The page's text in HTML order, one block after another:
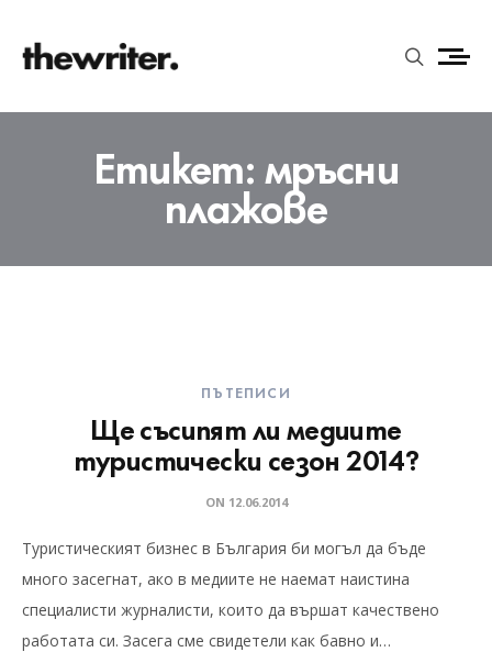
Етикет:мръсни
плажове
ПЪТЕПИСИ
Ще съсипят ли медиите
туристически сезон 2014?
ON 12.06.2014
Туристическият бизнес в България би могъл да бъде
много засегнат, ако в медиите не наемат наистина
специалисти журналисти, които да вършат качествено
работата си. Засега сме свидетели как бавно и…